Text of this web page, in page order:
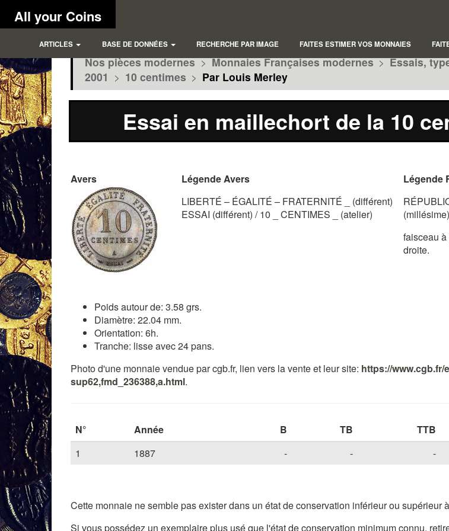
All your Coins
ARTICLES BASE DE DONNÉES RECHERCHE PAR IMAGE FAITES ESTIMER VOS MONNAIES
Nos pièces modernes > Monnaies Françaises modernes > Essais,
2001 > 10 centimes > Par Louis Merley
Essai en maillechort de la 10
Avers Légende Avers Légende
LIBERTÉ – ÉGALITÉ – FRATERNITÉ _ (différent)
ESSAI (différent) / 10 _ CENTIMES _ (atelier)
(millésime)
faisceau
droite.
Poids autour de: 3.58 grs.
Diamètre: 22.04 mm.
Orientation: 6h.
Tranche: lisse avec 24 pans.
Photo d'une monnaie vendue par cgb.fr, lien vers la vente et leur site: https://www.cgb.fr/
sup62,fmd_236388,a.html.
N° Année B TB TTB
1
1887 - - -
Cette monnaie ne semble pas exister dans un état de conservation inférieur ou supérieur
Si vous possédez un exemplaire plus usé que l'état de conservation minimum connu,